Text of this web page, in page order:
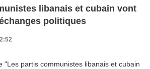
libanais et cubain vont
politiques